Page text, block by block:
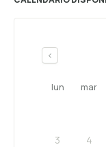
<
lun mar
3 4